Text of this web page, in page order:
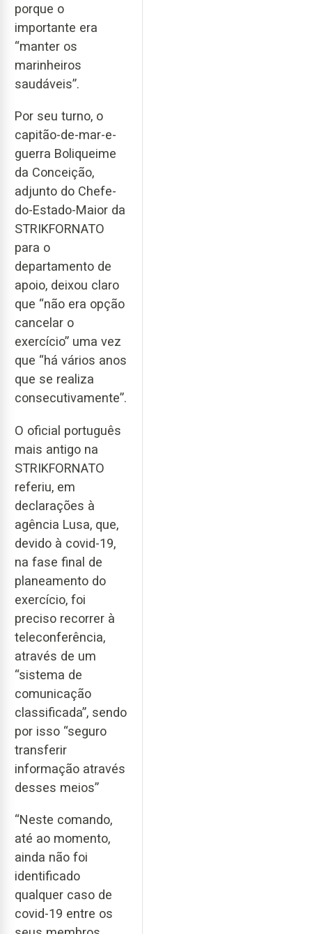
porque o
importante era
“manter os
marinheiros
saudáveis”.
Por seu turno, o
capitão-de-mar-e-
guerra Boliqueime
da Conceição,
adjunto do Chefe-
do-Estado-Maior da
STRIKFORNATO
para o
departamento de
apoio, deixou claro
que “não era opção
cancelar o
exercício” uma vez
que “há vários anos
que se realiza
consecutivamente”.
O oficial português
mais antigo na
STRIKFORNATO
referiu, em
declarações à
agência Lusa, que,
devido à covid-19,
na fase final de
planeamento do
exercício, foi
preciso recorrer à
teleconferência,
através de um
“sistema de
comunicação
classificada”, sendo
por isso “seguro
transferir
informação através
desses meios”
“Neste comando,
até ao momento,
ainda não foi
identificado
qualquer caso de
covid-19 entre os